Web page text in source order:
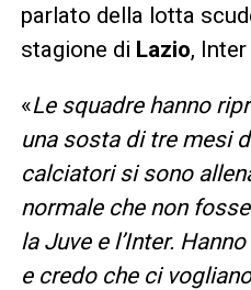
parlato della lotta
stagione di Lazio,
«Le squadre hanno
una sosta di tre mesi
calciatori si sono
normale che non
la Juve e l’Inter.
e credo che ci